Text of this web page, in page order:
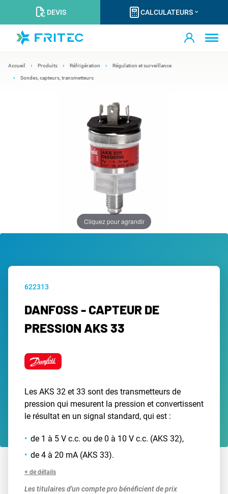
DEVIS CALCULATEURS
Accueil Produits Réfrigération Régulation et surveillance
Sondes, capteurs, transmetteurs
Cliquez pour agrandir
622313
DANFOSS - CAPTEUR DE
PRESSION AKS 33
Les AKS 32 et 33 sont des transmetteurs de
pression qui mesurent la pression et convertissent
le résultat en un signal standard, qui est :
de 1 à 5 V c.c. ou de 0 à 10 V c.c. (AKS 32),
de 4 à 20 mA (AKS 33).
+ de détails
Les titulaires d'un compte pro bénéficient de prix